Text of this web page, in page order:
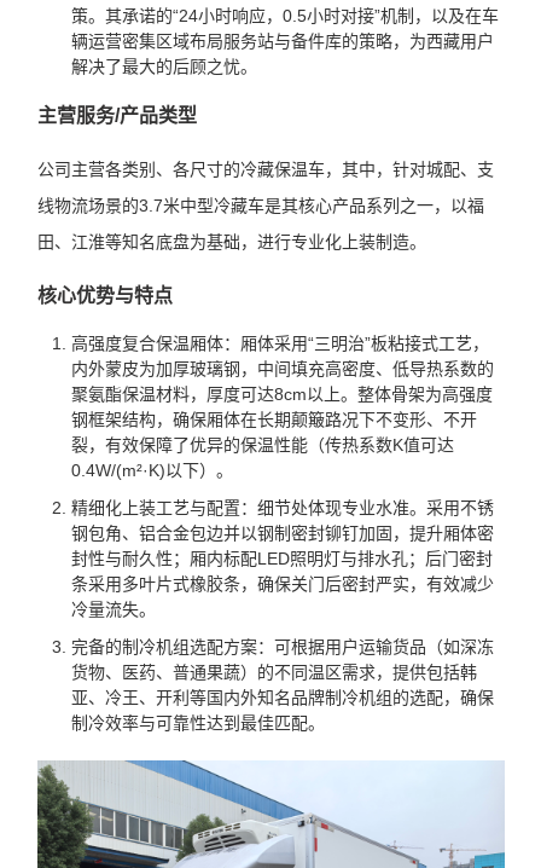
策。其承诺的“24小时响应，0.5小时对接”机制，以及在车
辆运营密集区域布局服务站与备件库的策略，为西藏用户
解决了最大的后顾之忧。
主营服务/产品类型
公司主营各类别、各尺寸的冷藏保温车，其中，针对城配、支
线物流场景的3.7米中型冷藏车是其核心产品系列之一，以福
田、江淮等知名底盘为基础，进行专业化上装制造。
核心优势与特点
高强度复合保温厢体：厢体采用“三明治”板粘接式工艺，
内外蒙皮为加厚玻璃钢，中间填充高密度、低导热系数的
聚氨酯保温材料，厚度可达8cm以上。整体骨架为高强度
钢框架结构，确保厢体在长期颠簸路况下不变形、不开
裂，有效保障了优异的保温性能（传热系数K值可达
0.4W/(m²·K)以下）。
精细化上装工艺与配置：细节处体现专业水准。采用不锈
钢包角、铝合金包边并以钢制密封铆钉加固，提升厢体密
封性与耐久性；厢内标配LED照明灯与排水孔；后门密封
条采用多叶片式橡胶条，确保关门后密封严实，有效减少
冷量流失。
完备的制冷机组选配方案：可根据用户运输货品（如深冻
货物、医药、普通果蔬）的不同温区需求，提供包括韩
亚、冷王、开利等国内外知名品牌制冷机组的选配，确保
制冷效率与可靠性达到最佳匹配。